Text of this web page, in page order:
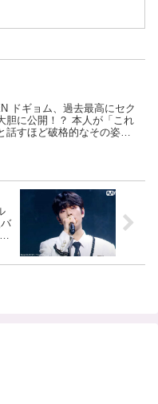
ドギョム、過去最高にセク
胆に公開！？ 本人が「これ
話すほど破格的なその姿と